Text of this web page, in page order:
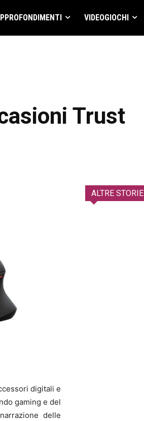
VIDEOGIOCHI
Trust
digitali e
gaming e del
delle
ALTRE STORIE